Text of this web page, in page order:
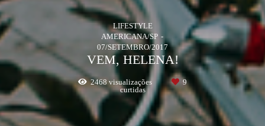
LIFESTYLE
AMERICANA/SP
07/SETEMBRO/2017
VEM, HELENA!
2468visualizações
9
curtidas